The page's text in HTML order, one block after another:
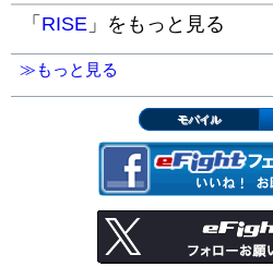
「 RISE 」をもっと見る
≫もっと見る
モバイル